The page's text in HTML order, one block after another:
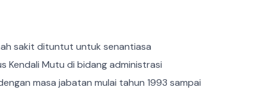
sakit dituntut untuk senantiasa
Kendali Mutu di bidang administrasi
masa jabatan mulai tahun 1993 sampai